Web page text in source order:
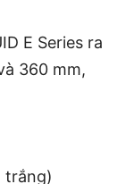
E Series ra
360 mm,
trắng)